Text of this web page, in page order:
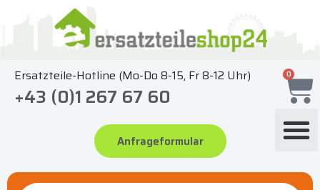
springen
Ersatzteile-Hotline (Mo-Do 8-15, Fr 8-12 Uhr)
+43 (0)1 267 67 60
Anfrageformular
0